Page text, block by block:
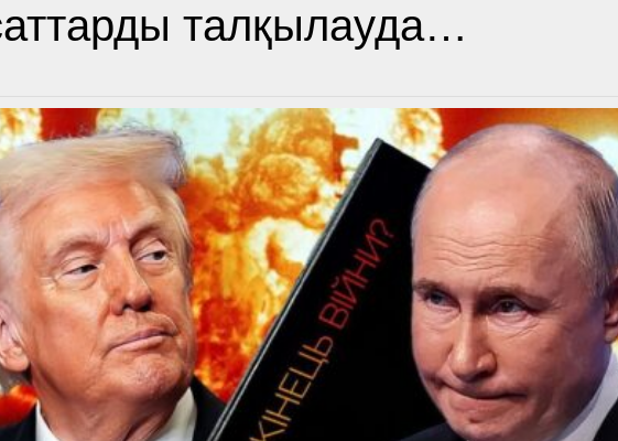
талқылауда…